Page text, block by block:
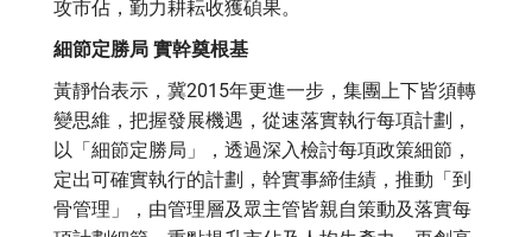
攻市佔，勤力耕耘收獲碩果。
細節定勝局 實幹奠根基
黃靜怡表示，冀2015年更進一步，集團上下皆須轉
變思維，把握發展機遇，從速落實執行每項計劃，
以「細節定勝局」，透過深入檢討每項政策細節，
定出可確實執行的計劃，幹實事締佳績，推動「到
骨管理」，由管理層及眾主管皆親自策動及落實每